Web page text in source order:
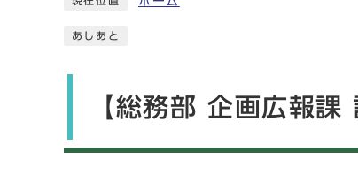
あしあと
【総務部 企画広報